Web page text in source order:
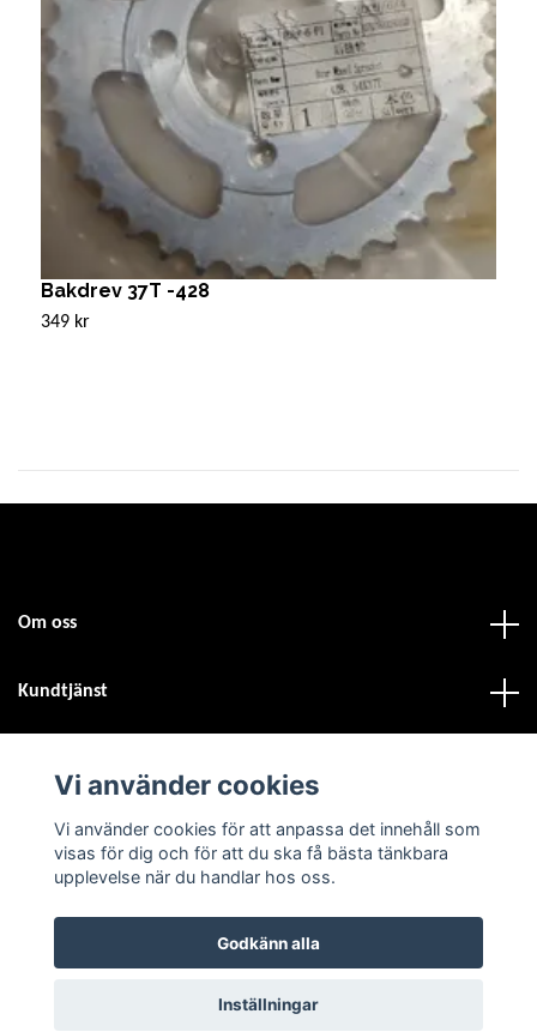
Bakdrev 37T -428
349 kr
Om oss
Kundtjänst
Sociala medier
© 2026 Atvdäck.se
Vi använder cookies
Vi använder cookies för att anpassa det innehåll som
visas för dig och för att du ska få bästa tänkbara
upplevelse när du handlar hos oss.
Godkänn alla
Inställningar